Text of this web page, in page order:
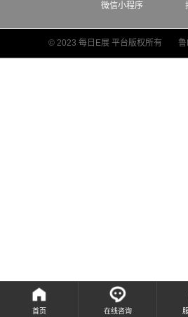
微信小程序
© 2023 每日E展 平台版权所有
首页 在线咨询